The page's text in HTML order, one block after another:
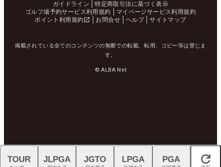
ガイドライン
特定商取引法に基づく表示
ゴルフ場予約サービス利用規約
マイページサービス利用規約
ポイント利用規約
お問合せ ヘルプ サイトマップ
掲載されている全てのコンテンツの無断での転載、転用、コピー等は禁じま
す。
© ALBA Net
閉じる
TOUR JLPGA JGTO LPGA PGA